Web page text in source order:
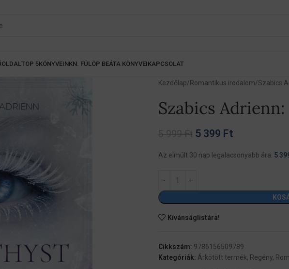
TOP 5KÖNYVEINKN. FÜLÖP BEÁTA KÖNYVEIKAPCSOLAT
Kezdőlap Romantikus irodalom Szabics
Szabics
5 399 Ft
Az elmúlt 30 nap legalacsonyabb ára: 5
Kívánságlistára!
Cikkszám: 9786156509789
Kategóriák: Árkötött termék, Regény,